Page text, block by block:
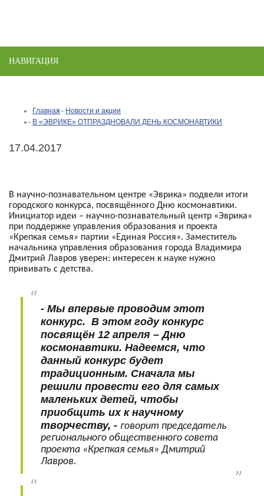
НАВИГАЦИЯ
Главная
Новости и акции
В «ЭВРИКЕ» ОТПРАЗДНОВАЛИ ДЕНЬ КОСМОНАВТИКИ
17.04.2017
В научно-познавательном центре «Эврика» подвели итоги
городского конкурса, посвящённого Дню космонавтики.
Инициатор идеи – научно-познавательный центр «Эврика»
при поддержке управления образования и проекта
«Крепкая семья» партии «Единая Россия». Заместитель
начальника управления образования города Владимира
Дмитрий Лавров уверен: интересен к науке нужно
прививать с детства.
- Мы впервые проводим этот
конкурс. В этом году конкурс
посвящён 12 апреля – Дню
космонавтики. Надеемся, что
данный конкурс будет
традиционным. Сначала мы
решили провести его для самых
маленьких детей, чтобы
приобщить их к научному
творчеству, - говорит председатель
регионального общественного совета
проекта «Крепкая семья» Дмитрий
Лавров.